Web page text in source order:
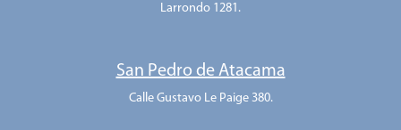
Larrondo 1281.
San Pedro de Atacama
Calle Gustavo Le Paige 380.